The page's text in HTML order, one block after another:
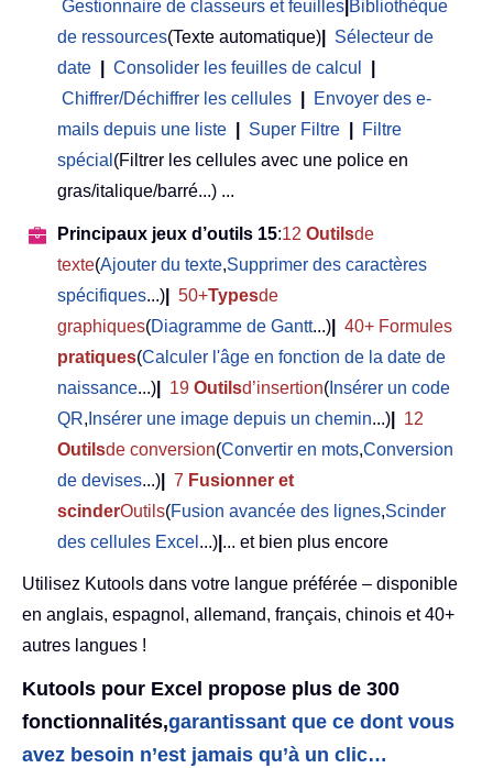
Gestionnaire de classeurs et feuilles Bibliothèque
de ressources(Texte automatique)
Sélecteur de
date
Consolider les feuilles de calcul
Chiffrer/Déchiffrer les cellules
Envoyer des e-
mails depuis une liste
Super Filtre
Filtre
spécial (Filtrer les cellules avec une police en
gras/italique/barré...) ...
Principaux jeux d’outils 15:12 Outilsde
texte(Ajouter du texte,Supprimer des caractères
spécifiques...) 50+Typesde
graphiques(Diagramme de Gantt...)
40+ Formules
pratiques(Calculer l'âge en fonction de la date de
naissance...) 19 Outilsd’insertion( Insérer un code
QR, Insérer une image depuis un chemin...)
12
Outilsde conversion(Convertir en mots,Conversion
de devises...) 7 Fusionner et
scinderOutils(Fusion avancée des lignes,Scinder
des cellules Excel ...) ... et bien plus encore
Utilisez Kutools dans votre langue préférée – disponible
en anglais, espagnol, allemand, français, chinois et 40+
autres langues !
Kutools pour Excel propose plus de 300
fonctionnalités,garantissant que ce dont vous
avez besoin n’est jamais qu’à un clic…